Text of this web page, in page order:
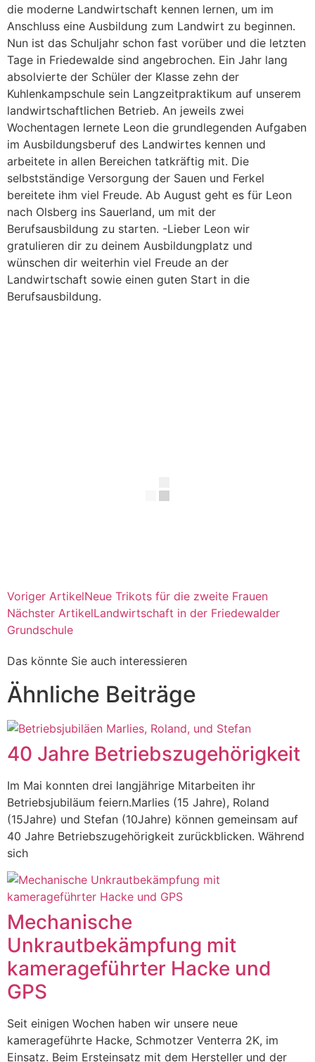
die moderne Landwirtschaft kennen lernen, um im
Anschluss eine Ausbildung zum Landwirt zu beginnen.
Nun ist das Schuljahr schon fast vorüber und die letzten
Tage in Friedewalde sind angebrochen. Ein Jahr lang
absolvierte der Schüler der Klasse zehn der
Kuhlenkampschule sein Langzeitpraktikum auf unserem
landwirtschaftlichen Betrieb. An jeweils zwei
Wochentagen lernete Leon die grundlegenden Aufgaben
im Ausbildungsberuf des Landwirtes kennen und
arbeitete in allen Bereichen tatkräftig mit. Die
selbstständige Versorgung der Sauen und Ferkel
bereitete ihm viel Freude. Ab August geht es für Leon
nach Olsberg ins Sauerland, um mit der
Berufsausbildung zu starten. -Lieber Leon wir
gratulieren dir zu deinem Ausbildungplatz und
wünschen dir weiterhin viel Freude an der
Landwirtschaft sowie einen guten Start in die
Berufsausbildung.
Voriger ArtikelNeue Trikots für die zweite Frauen
Nächster ArtikelLandwirtschaft in der Friedewalder
Grundschule
Das könnte Sie auch interessieren
Ähnliche Beiträge
40 Jahre Betriebszugehörigkeit
Im Mai konnten drei langjährige Mitarbeiten ihr
Betriebsjubiläum feiern.Marlies (15 Jahre), Roland
(15Jahre) und Stefan (10Jahre) können gemeinsam auf
40 Jahre Betriebszugehörigkeit zurückblicken. Während
sich
Mechanische
Unkrautbekämpfung mit
kamerageführter Hacke und
GPS
Seit einigen Wochen haben wir unsere neue
kamerageführte Hacke, Schmotzer Venterra 2K, im
Einsatz. Beim Ersteinsatz mit dem Hersteller und der